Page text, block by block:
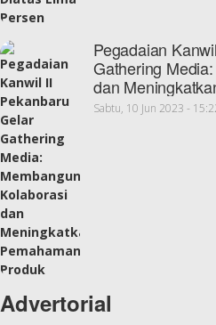
Pegadaian
Gathering
dan
Sabtu, 10 Jun 2023 -
Advertorial